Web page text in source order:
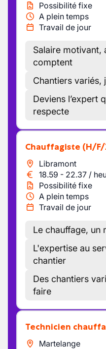
Possibilité fixe
A plein temps
Travail de jour
Salaire motivant,
comptent
Chantiers variés,
Deviens l’expert
respecte
Chauffagiste (H/
Libramont
18.59 - 22.37 /
Possibilité fixe
A plein temps
Travail de jour
Le chauffage, un
L'expertise au
chantier
Des chantiers
faire
Technicien
Martelange